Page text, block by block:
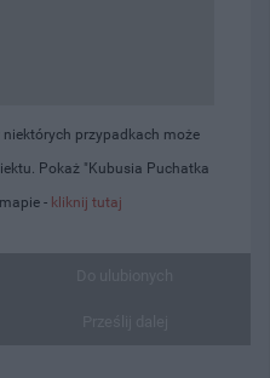
przypadkach może
Pokaż "Kubusia Puchatka
- kliknij tutaj